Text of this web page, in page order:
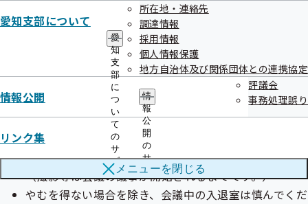
愛知支部について
愛
知
支
部
に
つ
い
て
の
サ
ブ
メ
ュ
所在地・連絡先
調達情報
採用情報
個人情報保護
地方自治体及び関係団体との連携協定
情報公開
情
報
公
開
の
サ
ブ
メ
ニ
評議会
事務処理誤り
リンク集
メニューを閉じる
事務局の指定した場所以外の場所には立ち入らないで
ください。
携帯電話等音の出る機器については、マナーモードな
ど音が出ないようにしてください。
静粛を旨とし、会議の妨害となるような行為は慎んでく
ださい。
会議での言論に対する賛否の表明や拍手は慎んでくださ
い。
写真や映像等の使用は事務局の指示に従ってください。
（撮影等は会議の議事が開始されるまでです。）
やむを得ない場合を除き、会議中の入退室は慎んでくだ